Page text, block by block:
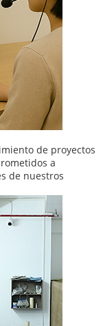
de proyectos
a
de nuestros